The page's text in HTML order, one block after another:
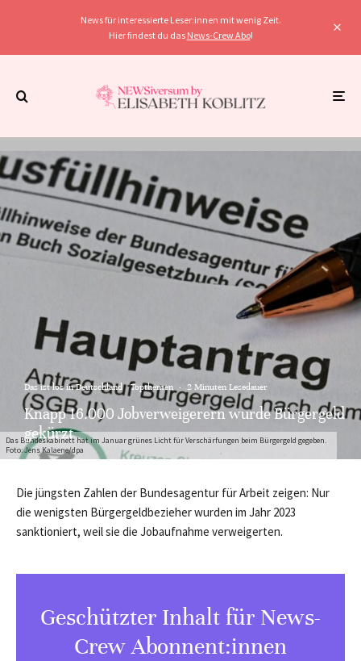
News für interessierte Leser:innen mit wenig Zeit.
Hier findest du das News-Crew Abo!
Das Bundeskabinett hat im Januar grünes Licht für Verschärfungen beim Bürgergeld gegeben.
Foto: Jens Kalaene/dpa
Das ist los in Deutschland Topthemen · 2 Minuten Lesedauer
Knapp 16.000 Jobverweigerern wurde Bürgergeld
gekürzt
Die jüngsten Zahlen der Bundesagentur für Arbeit zeigen: Nur
die wenigsten Bürgergeldbezieher wurden im Jahr 2023
sanktioniert, weil sie die Jobaufnahme verweigerten.
Geschützter Inhalt für News-
Crew Abonnent:innen